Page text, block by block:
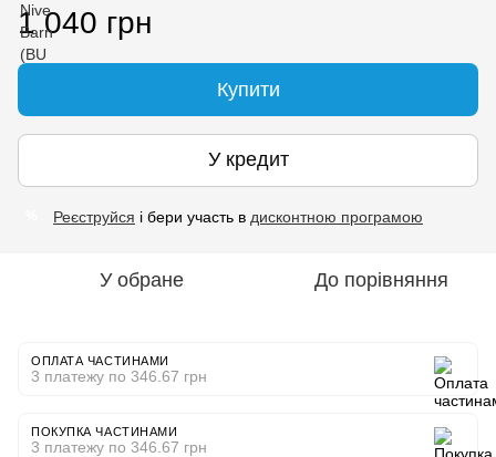
1 040 грн
Купити
У кредит
Реєструйся і бери участь в дисконтною програмою
У обране До порівняння
ОПЛАТА ЧАСТИНАМИ
3 платежу по 346.67 грн
ПОКУПКА ЧАСТИНАМИ
3 платежу по 346.67 грн